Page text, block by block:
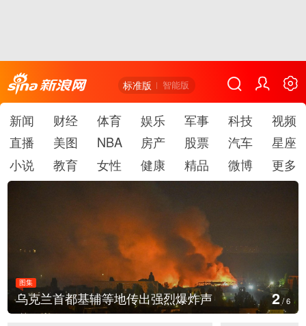
标准版 智能版
新闻 财经 体育 娱乐 军事 科技
视频
直播
美图 NBA 房产 股票 汽车
星座
小说
教育 女性 健康 精品 微博 更多
图集
乌克兰首都基辅等地传出强烈爆炸声 2/6